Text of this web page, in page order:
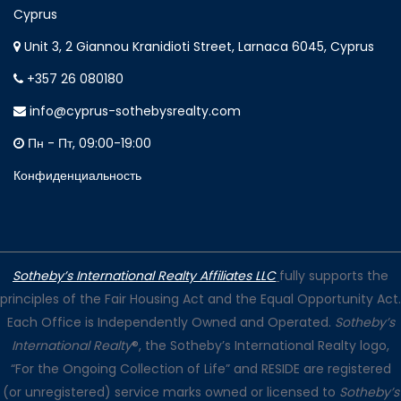
Cyprus
Unit 3, 2 Giannou Kranidioti Street, Larnaca 6045, Cyprus
+357 26 080180
info@cyprus-sothebysrealty.com
Пн - Пт, 09:00-19:00
Конфиденциальность
Sotheby’s International Realty Affiliates LLC fully supports the
principles of the Fair Housing Act and the Equal Opportunity Act.
Each Office is Independently Owned and Operated. Sotheby’s
International Realty®, the Sotheby’s International Realty logo,
“For the Ongoing Collection of Life” and RESIDE are registered
(or unregistered) service marks owned or licensed to Sotheby’s